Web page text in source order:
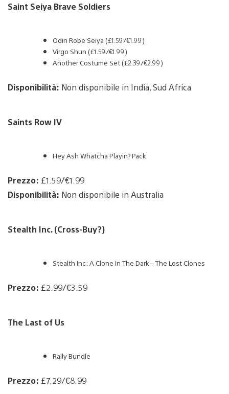
Saint Seiya Brave Soldiers
Odin Robe Seiya (£1.59/€1.99)
Virgo Shun (£1.59/€1.99)
Another Costume Set (£2.39/€2.99)
Disponibilità: Non disponibile in India, Sud Africa
Saints Row IV
Hey Ash Whatcha Playin? Pack
Prezzo: £1.59/€1.99
Disponibilità: Non disponibile in Australia
Stealth Inc. (Cross-Buy?)
Stealth Inc: A Clone In The Dark – The Lost Clones
Prezzo: £2.99/€3.59
The Last of Us
Rally Bundle
Prezzo: £7.29/€8.99